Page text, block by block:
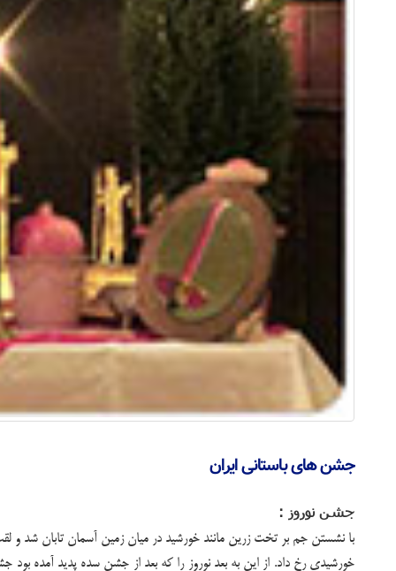
جشن های باستانی ایران
جشن نوروز :
با نشستن جم بر تخت زرین مانند خورشید در میان زمین آسمان تابان شد
خورشیدی رخ داد. از این به بعد نوروز را که بعد از جشن سده پدید آمده